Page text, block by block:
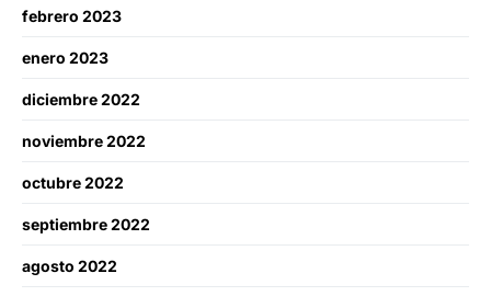
febrero 2023
enero 2023
diciembre 2022
noviembre 2022
octubre 2022
septiembre 2022
agosto 2022